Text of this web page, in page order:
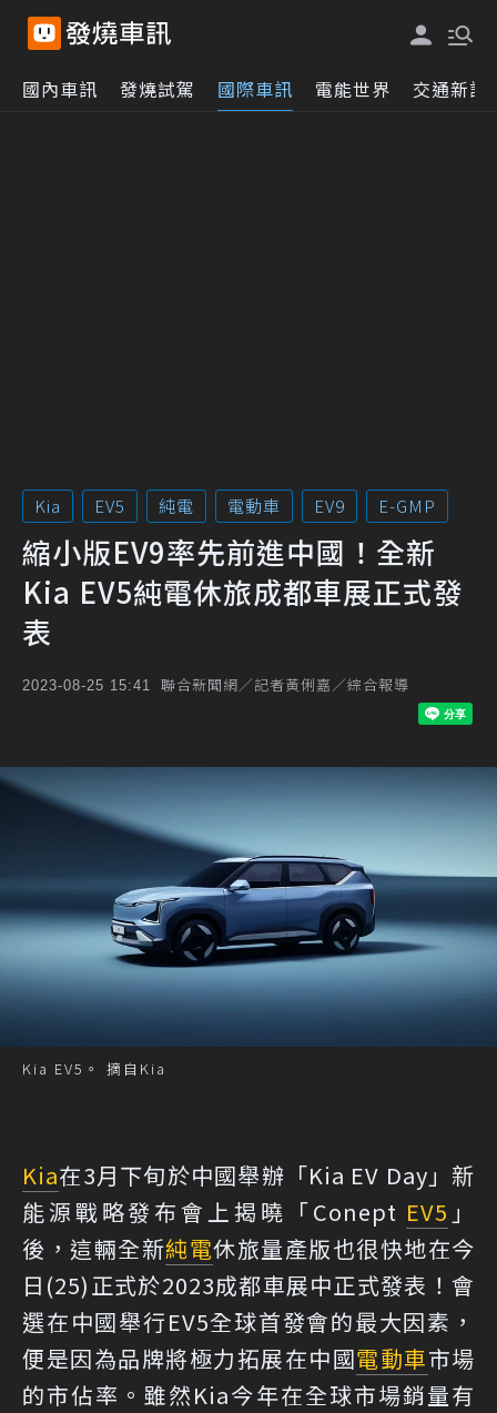
國內車訊 發燒試駕 國際車訊 電能世界 交通新訊
Kia EV5 純電 電動車 EV9 E-GMP
縮小版EV9率先前進中國！全新
Kia EV5純電休旅成都車展正式發
表
2023-08-25 15:41 聯合新聞網／記者黃俐嘉／綜合報導
Kia EV5。 摘自Kia
Kia在3月下旬於中國舉辦「Kia EV Day」新
能源戰略發布會上揭曉「Conept EV5 」
後，這輛全新純電休旅量產版也很快地在今
日(25)正式於2023成都車展中正式發表！會
選在中國舉行EV5全球首發會的最大因素，
便是因為品牌將極力拓展在中國電動車市場
的市佔率。雖然Kia今年在全球市場銷量有